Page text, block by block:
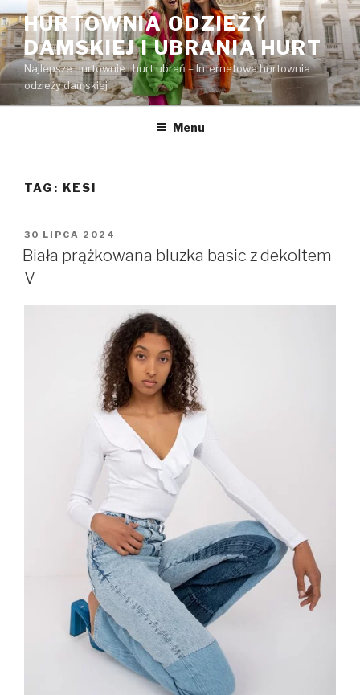
Przejdź
do
treści
HURTOWNIA ODZIEŻY
DAMSKIEJ I UBRANIA HURT
Najlepsze hurtownie i hurt ubrań – Internetowa hurtownia
odzieży damskiej
Menu
TAG: KESI
OPUBLIKOWANE
W
30 LIPCA 2024
Biała prążkowana bluzka basic z dekoltem
V